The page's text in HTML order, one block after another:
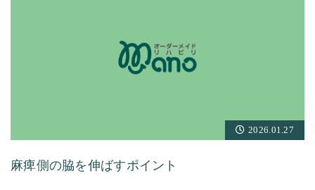
2026.01.27
麻痺側の脇を伸ばすポイント